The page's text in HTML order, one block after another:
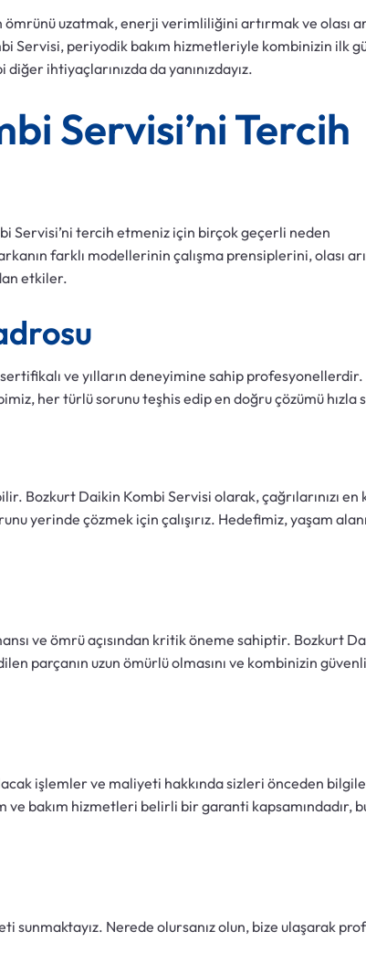
uzatmak, enerji verimliliğini artırmak ve olası
Servisi, periyodik bakım hizmetleriyle kombinizin ilk
ihtiyaçlarınızda da yanınızdayız.
Servisi’ni Tercih
Servisi’ni tercih etmeniz için birçok geçerli neden
farklı modellerinin çalışma prensiplerini, olası
etkiler.
ve yılların deneyimine sahip
her türlü sorunu teşhis edip en doğru çözümü hızla
Bozkurt Daikin Kombi Servisi olarak, çağrılarınızı en
yerinde çözmek için çalışırız. Hedefimiz, yaşam
ve ömrü açısından kritik öneme sahiptir. Bozkurt
parçanın uzun ömürlü olmasını ve kombinizin
işlemler ve maliyeti hakkında sizleri önceden
ve bakım hizmetleri belirli bir garanti kapsamındadır,
Nerede olursanız olun, bize ulaşarak